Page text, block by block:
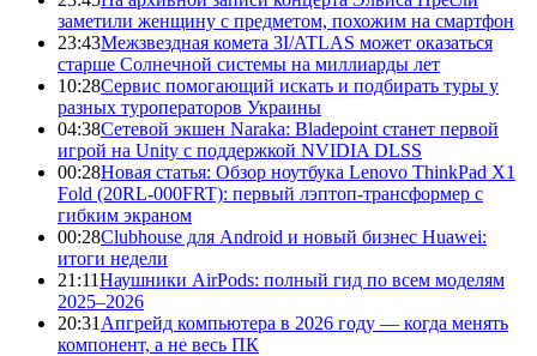
заметили женщину с предметом, похожим на смартфон
23:43Межзвездная комета 3I/ATLAS может оказаться
старше Солнечной системы на миллиарды лет
10:28Сервис помогающий искать и подбирать туры у
разных туроператоров Украины
04:38Сетевой экшен Naraka: Bladepoint станет первой
игрой на Unity с поддержкой NVIDIA DLSS
00:28Новая статья: Обзор ноутбука Lenovo ThinkPad X1
Fold (20RL-000FRT): первый лэптоп-трансформер с
гибким экраном
00:28Clubhouse для Android и новый бизнес Huawei:
итоги недели
21:11Наушники AirPods: полный гид по всем моделям
2025–2026
20:31 Апгрейд компьютера в 2026 году — когда менять
компонент, а не весь ПК